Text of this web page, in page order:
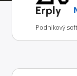
Erply
Podnikový